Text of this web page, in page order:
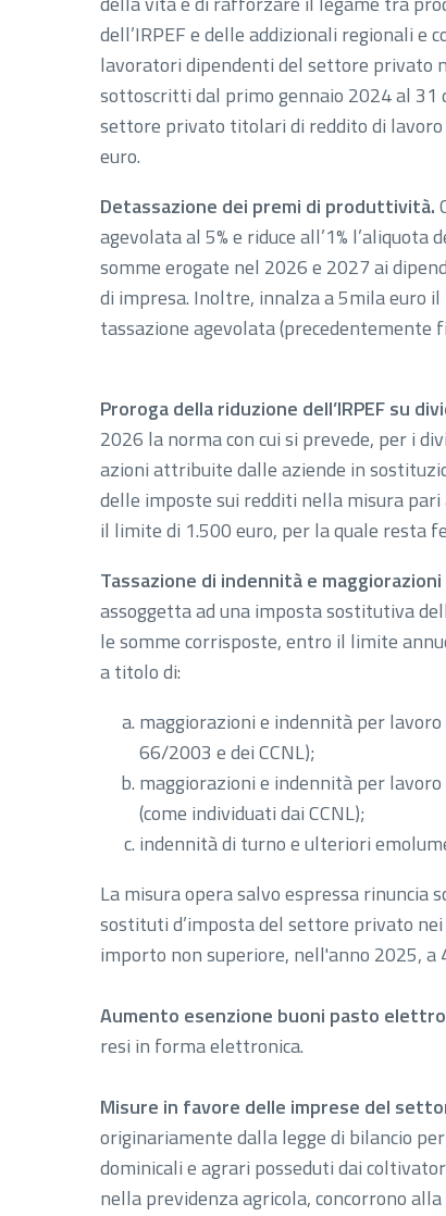
dell’IRPEF e delle addizionali regionali
lavoratori dipendenti del settore privato
sottoscritti dal primo gennaio 2024 al 31
settore privato titolari di reddito di
euro.
Detassazione dei premi di produttività.
agevolata al 5% e riduce all’1%
somme erogate nel 2026 e 2027 ai
di impresa. Inoltre, innalza a 5mila euro
tassazione agevolata (precedentemente
Proroga della riduzione dell’IRPEF su
2026 la norma con cui si prevede, per i
azioni attribuite dalle aziende in
delle imposte sui redditi nella misura pari
il limite di 1.500 euro, per la quale resta
Tassazione di indennità e
assoggetta ad una imposta sostitutiva
le somme corrisposte, entro il limite
a titolo di:
maggiorazioni e indennità per lavoro
66/2003 e dei CCNL);
maggiorazioni e indennità per
(come individuati dai CCNL);
indennità di turno e ulteriori
La misura opera salvo espressa rinuncia
sostituti d’imposta del settore privato
importo non superiore, nell'anno 2025, a
Aumento esenzione buoni pasto
resi in forma elettronica.
Misure in favore delle imprese del
originariamente dalla legge di bilancio
dominicali e agrari posseduti dai
nella previdenza agricola, concorrono